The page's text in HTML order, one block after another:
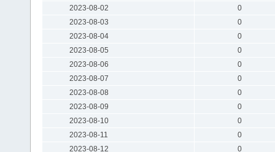
2023-08-02
0
2023-08-03
0
2023-08-04
0
2023-08-05
0
2023-08-06
0
2023-08-07
0
2023-08-08
0
2023-08-09
0
2023-08-10
0
2023-08-11
0
2023-08-12
0